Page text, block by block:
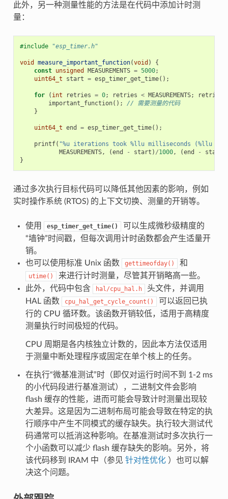
此外，另一种测量性能的方法是在代码中添加计时测
量：
#include "esp_timer.h"
void measure_important_function(void )
{
const unsigned MEASUREMENTS = 5000;
uint64_t
start = esp_timer_get_time();
for ( int retries = 0; retries < MEASUREMENTS; retries
important_function();
// 需要测量的代码
}
uint64_t end = esp_timer_get_time();
printf( "%u iterations took %llu milliseconds (%llu
MEASUREMENTS, (end - start ) /1000, (end - start
}
通过多次执行目标代码可以降低其他因素的影响，例如
实时操作系统 (RTOS) 的上下文切换、测量的开销等。
使用 esp_timer_get_time()
可以生成微秒级精度的
“墙钟”时间戳，但每次调用计时函数都会产生适量开
销。
也可以使用标准 Unix 函数
gettimeofday() 和
utime()
来进行计时测量，尽管其开销略高一些。
此外，代码中包含
hal/cpu_hal.h
头文件，并调用
HAL 函数
cpu_hal_get_cycle_count()
可以返回已执
行的 CPU 循环数。该函数开销较低，适用于高精度
测量执行时间极短的代码。
CPU 周期是各内核独立计数的，因此本方法仅适用
于测量中断处理程序或固定在单个核上的任务。
在执行“微基准测试”时（即仅对运行时间不到 1-2 ms
的小代码段进行基准测试），二进制文件会影响
flash 缓存的性能，进而可能会导致计时测量出现较
大差异。这是因为二进制布局可能会导致在特定的执
行顺序中产生不同模式的缓存缺失。执行较大测试代
码通常可以抵消这种影响。在基准测试时多次执行一
个小函数可以减少 flash 缓存缺失的影响。另外，将
该代码移到 IRAM 中（参见 针对性优化）也可以解
决这个问题。